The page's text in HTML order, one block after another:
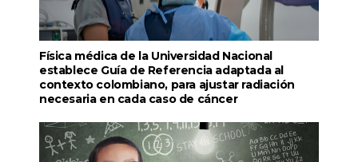
Física médica de la Universidad Nacional
establece Guía de Referencia adaptada al
contexto colombiano, para ajustar radiación
necesaria en cada caso de cáncer